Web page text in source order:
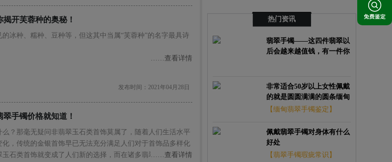
开芙蓉种的奥秘！
冰种、糯种、豆种等，但这其中当属“芙蓉种”的名字最具诗
……查看详情
发布时间：2021年04月28日
手镯价格就知道！
？那毫无疑问非翡翠玉石类首饰莫属了，随着人们生活水平
，传统的金银首饰早已无法充分满足人们对于首饰品多样化
石类首饰就变成了人们新的选择，而在诸多翡翠玉石首饰
……查看详情
热门资讯
翡翠手镯——这四件翡翠以
后会越来越值钱，有一件你
非常适合50岁以上女性佩戴
的就是圆圆满满的圆条缅甸
翡翠手镯
【缅甸翡翠手镯鉴定】
佩戴翡翠手镯对身体有什么
好处
【翡翠手镯瑕疵常识】